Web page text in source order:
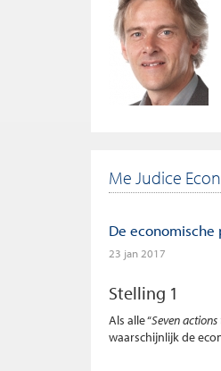
Me Judice
De economische
23 jan 2017
Stelling 1
Als alle “Seven
waarschijnlijk de